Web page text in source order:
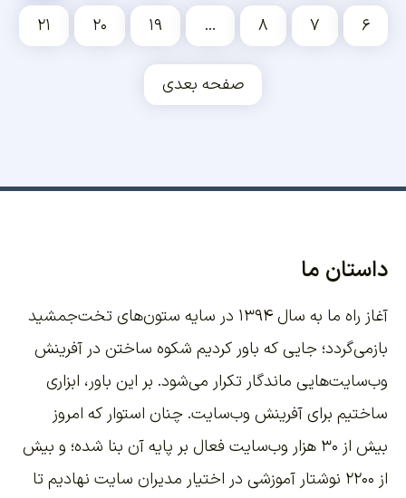
۶ ۷ ۸ … ۱۹ ۲۰ ۲۱
صفحه بعدی
داستان ما
آغاز راه ما به سال ۱۳۹۴ در سایه ستون‌های تخت‌جمشید
بازمی‌گردد؛ جایی که باور کردیم شکوه ساختن در آفرینش
وب‌سایت‌هایی ماندگار تکرار می‌شود. بر این باور، ابزاری
ساختیم برای آفرینش وب‌سایت. چنان استوار که امروز
بیش از ۳۰ هزار وب‌سایت فعال بر پایه آن بنا شده؛ و بیش
از ۲۲۰۰
نوشتار آموزشی در اختیار مدیران سایت نهادیم تا